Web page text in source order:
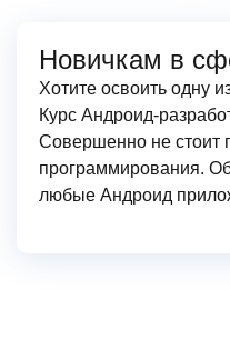
Новичкам в
Хотите освоить одну
Курс Андроид-
Совершенно не стоит
программирования.
любые Андроид